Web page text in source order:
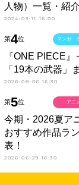
人物）一覧・紹
2024-03-11 16:00
第4位
『ONE PIECE
「19本の武器」
2026-08-06 16:30
マンガ・
第5位
今期・2026夏
おすすめ作品ラ
表！
2026-06-29 16:30
アニ